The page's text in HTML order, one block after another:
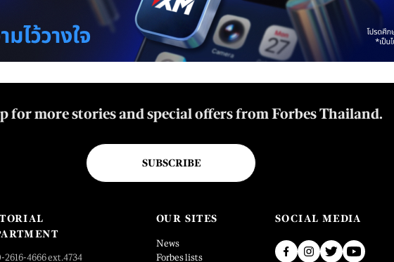
for more stories and special offers from Forbes Thailand.
SUBSCRIBE
2616-4666 ext.4734
OUR SITES
News
Forbes lists
SOCIAL MEDIA